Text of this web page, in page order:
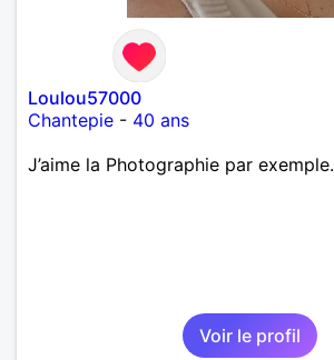
Loulou57000
Chantepie - 40 ans
J’aime la Photographie par exemple.
Voir le profil